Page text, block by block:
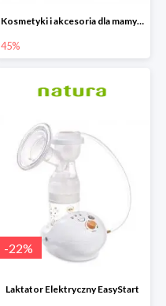
Kosmetyki i akcesoria dla mamy i dziecka do -45%
45%
-22%
Laktator Elektryczny EasyStart